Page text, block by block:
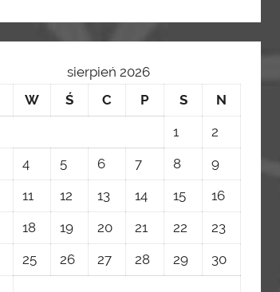
sierpień 2026
W Ś C P S
N
1
2
4 5 6 7 8
9
11 12 13 14 15
16
18 19 20 21 22
23
25 26 27 28 29
30